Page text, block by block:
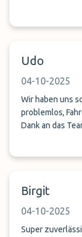
Udo
04-10-2025
Wir haben uns
problemlos,
Dank an das
Birgit
04-10-2025
Super